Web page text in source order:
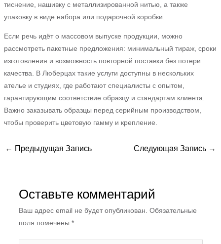
тиснение, нашивку с металлизированной нитью, а также
упаковку в виде набора или подарочной коробки.
Если речь идёт о массовом выпуске продукции, можно
рассмотреть пакетные предложения: минимальный тираж, сроки
изготовления и возможность повторной поставки без потери
качества. В Люберцах такие услуги доступны в нескольких
ателье и студиях, где работают специалисты с опытом,
гарантирующим соответствие образцу и стандартам клиента.
Важно заказывать образцы перед серийным производством,
чтобы проверить цветовую гамму и крепление.
← Предыдущая Запись Следующая Запись →
Оставьте комментарий
Ваш адрес email не будет опубликован. Обязательные
поля помечены *